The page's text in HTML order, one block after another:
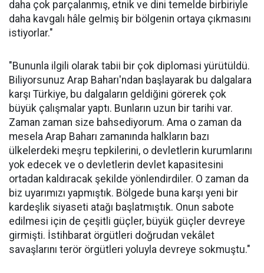
daha çok parçalanmış, etnik ve dini temelde birbiriyle
daha kavgalı hâle gelmiş bir bölgenin ortaya çıkmasını
istiyorlar."
"Bununla ilgili olarak tabii bir çok diplomasi yürütüldü.
Biliyorsunuz Arap Baharı'ndan başlayarak bu dalgalara
karşı Türkiye, bu dalgaların geldiğini görerek çok
büyük çalışmalar yaptı. Bunların uzun bir tarihi var.
Zaman zaman size bahsediyorum. Ama o zaman da
mesela Arap Baharı zamanında halkların bazı
ülkelerdeki meşru tepkilerini, o devletlerin kurumlarını
yok edecek ve o devletlerin devlet kapasitesini
ortadan kaldıracak şekilde yönlendirdiler. O zaman da
biz uyarımızı yapmıştık. Bölgede buna karşı yeni bir
kardeşlik siyaseti atağı başlatmıştık. Onun sabote
edilmesi için de çeşitli güçler, büyük güçler devreye
girmişti. İstihbarat örgütleri doğrudan vekâlet
savaşlarını terör örgütleri yoluyla devreye sokmuştu."